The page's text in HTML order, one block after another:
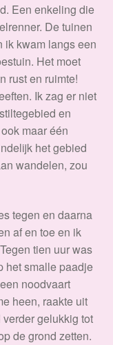
Een enkeling die
De tuinen
ik kwam langs een
Het moet
rust en ruimte!
Ik zag er niet
en
maar één
het gebied
wandelen, zou
tegen en daarna
af en toe en ik
tien uur was
het smalle paadje
noodvaart
heen, raakte uit
gelukkig tot
de grond zetten.